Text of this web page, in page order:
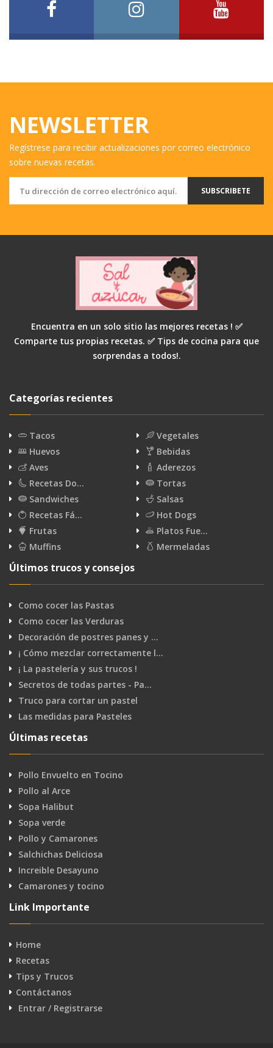
NEWSLETTER
Regístrese para recibir actualizaciones por correo electrónico
sobre nuevas recetas.
SUBSCRIBETE
Encuentra en un solo sitio las mejores recetas ! ✅
Comparte tus propias recetas. ✅ Tips de cocina para que
sorprendas a todos!.
Categorías recientes
Tacos
Vegetales
Huevos
Bebidas
Aves
Aderezos
Recetas Do…
Tortas
Sandwiches
Salsas
Recetas Fá…
Hot Dogs
Frutas
Platos Fue…
Muffins
Mermeladas
Últimos trucos y consejos
Como cocer las Pastas
Como cocer las Verduras
Decoración de postres panes y …
¡ Cómo mezclar correctamente l…
¡ La pastelería y sus trucos !
Secretos de todas partes - Pa…
Truco para cortar un pastel
Las medidas para Pasteles
Últimas recetas
Pollo Envuelto en Tocino
Pollo al Arce
Sopa Halibut
Sopa verde
Pollo y Camarones
Salchichas Deliciosa
Increible Desayuno
Camarones y tocino
Link Importante
Home
Recetas
Tips y Trucos
Contáctanos
Entrar / Registrarse